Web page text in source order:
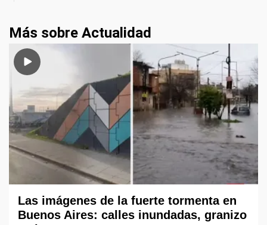
Más sobre Actualidad
Las imágenes de la fuerte tormenta en
Buenos Aires: calles inundadas, granizo